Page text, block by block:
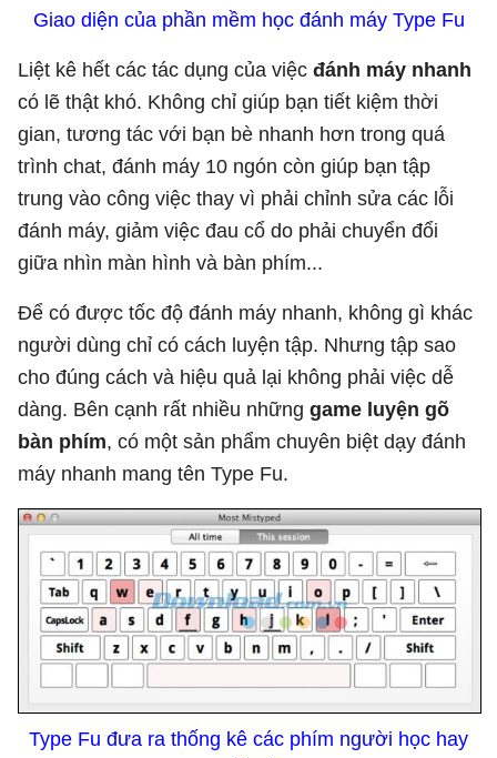
Giao diện của phần mềm học đánh máy Type Fu
Liệt kê hết các tác dụng của việc đánh máy nhanh
có lẽ thật khó. Không chỉ giúp bạn tiết kiệm thời
gian, tương tác với bạn bè nhanh hơn trong quá
trình chat, đánh máy 10 ngón còn giúp bạn tập
trung vào công việc thay vì phải chỉnh sửa các lỗi
đánh máy, giảm việc đau cổ do phải chuyển đổi
giữa nhìn màn hình và bàn phím...
Để có được tốc độ đánh máy nhanh, không gì khác
người dùng chỉ có cách luyện tập. Nhưng tập sao
cho đúng cách và hiệu quả lại không phải việc dễ
dàng. Bên cạnh rất nhiều những game luyện gõ
bàn phím, có một sản phẩm chuyên biệt dạy đánh
máy nhanh mang tên Type Fu.
Type Fu đưa ra thống kê các phím người học hay